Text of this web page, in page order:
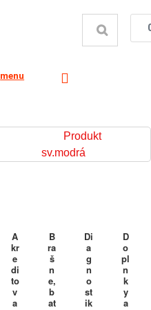
menu
Produkt
sv.modrá
A
kr
e
di
to
v
a
B
ra
š
n
e,
b
at
Di
a
g
n
o
st
ik
D
o
pl
n
k
y
a